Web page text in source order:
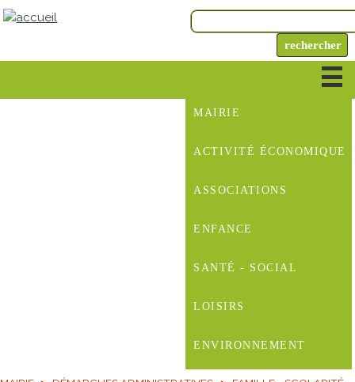
MAIRIE
ACTIVITÉ ÉCONOMIQUE
ASSOCIATIONS
ENFANCE
SANTÉ - SOCIAL
LOISIRS
ENVIRONNEMENT